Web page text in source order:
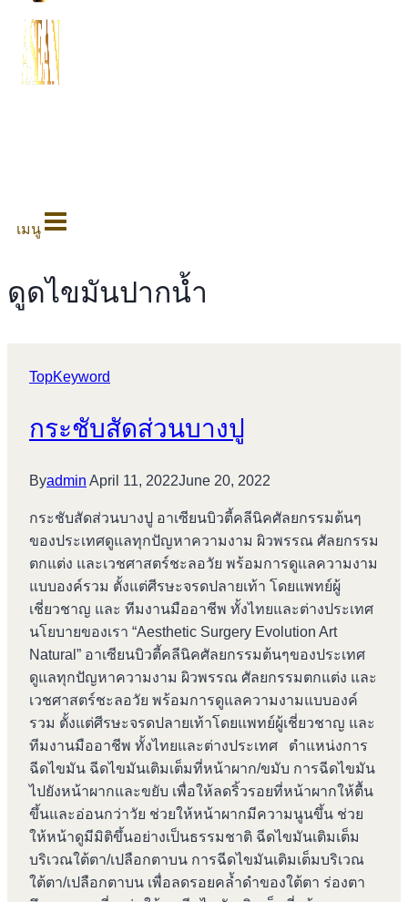
เมนู
ดูดไขมันปากน้ำ
TopKeyword
กระชับสัดส่วนบางปู
Byadmin April 11, 2022June 20, 2022
กระชับสัดส่วนบางปู อาเซียนบิวตี้คลีนิคศัลยกรรมต้นๆ
ของประเทศดูแลทุกปัญหาความงาม ผิวพรรณ ศัลยกรรม
ตกแต่ง และเวชศาสตร์ชะลอวัย พร้อมการดูแลความงาม
แบบองค์รวม ตั้งแต่ศีรษะจรดปลายเท้า โดยแพทย์ผู้
เชี่ยวชาญ และ ทีมงานมืออาชีพ ทั้งไทยและต่างประเทศ
นโยบายของเรา “Aesthetic Surgery Evolution Art
Natural” อาเซียนบิวตี้คลีนิคศัลยกรรมต้นๆของประเทศ
ดูแลทุกปัญหาความงาม ผิวพรรณ ศัลยกรรมตกแต่ง และ
เวชศาสตร์ชะลอวัย พร้อมการดูแลความงามแบบองค์
รวม ตั้งแต่ศีรษะจรดปลายเท้าโดยแพทย์ผู้เชี่ยวชาญ และ
ทีมงานมืออาชีพ ทั้งไทยและต่างประเทศ ตำแหน่งการ
ฉีดไขมัน ฉีดไขมันเติมเต็มที่หน้าผาก/ขมับ การฉีดไขมัน
ไปยังหน้าผากและขยับ เพื่อให้ลดริ้วรอยที่หน้าผากให้ตื้น
ขึ้นและอ่อนกว่าวัย ช่วยให้หน้าผากมีความนูนขึ้น ช่วย
ให้หน้าดูมีมิติขึ้นอย่างเป็นธรรมชาติ ฉีดไขมันเติมเต็ม
บริเวณใต้ตา/เปลือกตาบน การฉีดไขมันเติมเต็มบริเวณ
ใต้ตา/เปลือกตาบน เพื่อลดรอยคล้ำดำของใต้ตา ร่องตา